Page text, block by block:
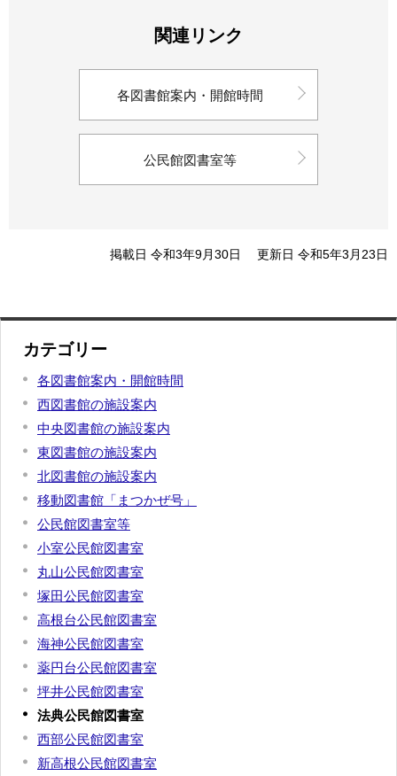
関連リンク
各図書館案内・開館時間
公民館図書室等
掲載日 令和3年9月30日 更新日 令和5年3月23日
カテゴリー
各図書館案内・開館時間
西図書館の施設案内
中央図書館の施設案内
東図書館の施設案内
北図書館の施設案内
移動図書館「まつかぜ号」
公民館図書室等
小室公民館図書室
丸山公民館図書室
塚田公民館図書室
高根台公民館図書室
海神公民館図書室
薬円台公民館図書室
坪井公民館図書室
法典公民館図書室
西部公民館図書室
新高根公民館図書室